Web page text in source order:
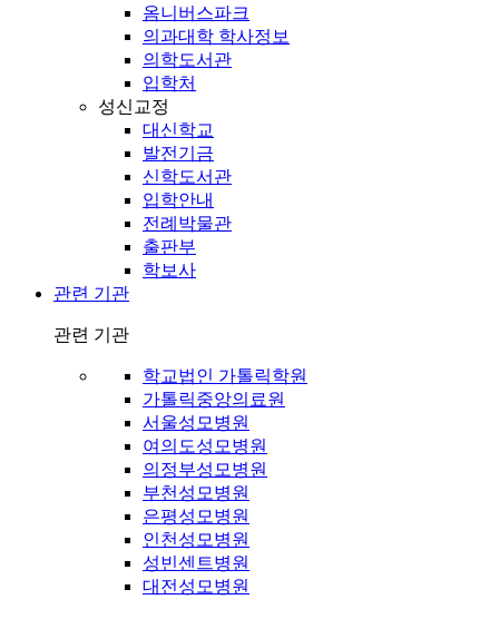
옴니버스파크
의과대학 학사정보
의학도서관
입학처
성신교정
대신학교
발전기금
신학도서관
입학안내
전례박물관
출판부
학보사
관련 기관
관련 기관
학교법인 가톨릭학원
가톨릭중앙의료원
서울성모병원
여의도성모병원
의정부성모병원
부천성모병원
은평성모병원
인천성모병원
성빈센트병원
대전성모병원